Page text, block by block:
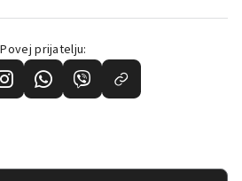
Povej prijatelju: